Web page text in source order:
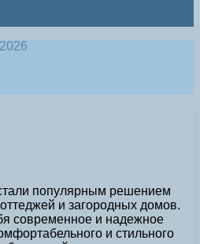
популярным решением
и загородных домов.
современное и надежное
и стильного